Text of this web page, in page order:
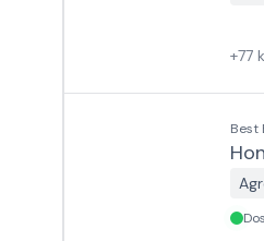
+77
Best